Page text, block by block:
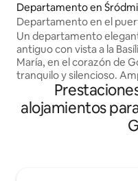
Departamento en
e
Departamento en el
del casco antiguo de
2 minutos del río Motlawa
Un departamento
antiguo con vista a la
María, en el corazón de
tranquilo y silencioso. Amplio
alojamiento interior de
para 4 huéspedes.
equipada, baño con
lluvia, limpieza impecable
alojamientos